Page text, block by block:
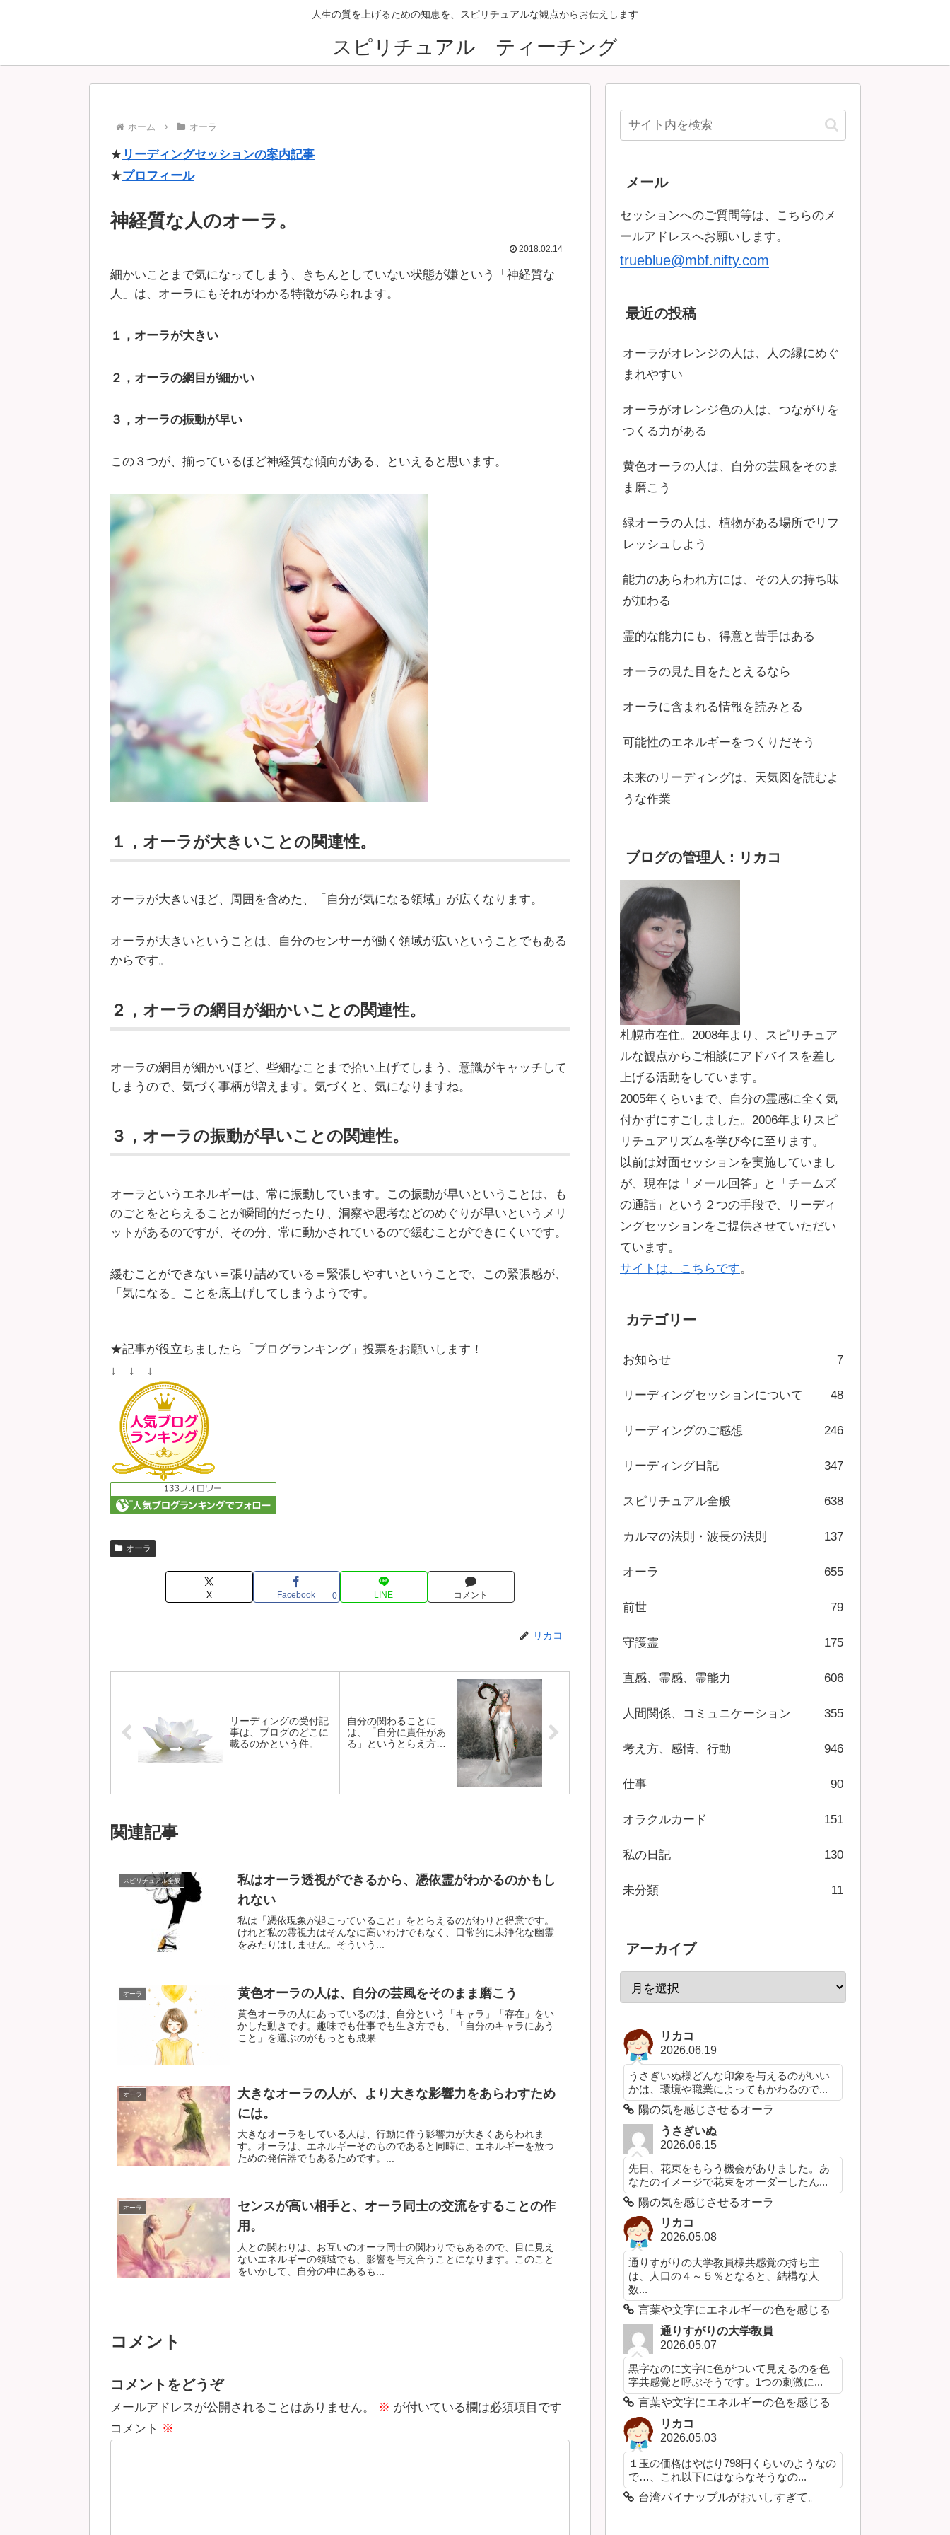
人生の質を上げるための知恵を、スピリチュアルな観点からお伝えします
スピリチュアル ティーチング
ホーム オーラ
★ リーディングセッションの案内記事
★プロフィール
神経質な人のオーラ。
2018.02.14
細かいことまで気になってしまう、きちんとしていない状態が嫌という「神経質な
人」は、オーラにもそれがわかる特徴がみられます。
１，オーラが大きい
２，オーラの網目が細かい
３，オーラの振動が早い
この３つが、揃っているほど神経質な傾向がある、といえると思います。
１，オーラが大きいことの関連性。
オーラが大きいほど、周囲を含めた、「自分が気になる領域」が広くなります。
オーラが大きいということは、自分のセンサーが働く領域が広いということでもある
からです。
２，オーラの網目が細かいことの関連性。
オーラの網目が細かいほど、些細なことまで拾い上げてしまう、意識がキャッチして
しまうので、気づく事柄が増えます。気づくと、気になりますね。
３，オーラの振動が早いことの関連性。
オーラというエネルギーは、常に振動しています。この振動が早いということは、も
のごとをとらえることが瞬間的だったり、洞察や思考などのめぐりが早いというメリ
ットがあるのですが、その分、常に動かされているので緩むことができにくいです。
緩むことができない＝張り詰めている＝緊張しやすいということで、この緊張感が、
「気になる」ことを底上げしてしまうようです。
★記事が役立ちましたら「ブログランキング」投票をお願いします！
↓ ↓ ↓
オーラ
X Facebook 0 LINE コメント
リカコ
リーディングの受付記
事は、ブログのどこに
載るのかという件。
自分の関わることに
は、「自分に責任があ
る」というとらえ方
関連記事
スピリチュアル全般
私はオーラ透視ができるから、憑依霊がわかるのかもし
れない
私は「憑依現象が起こっていること」をとらえるのがわりと得意です。
けれど私の霊視力はそんなに高いわけでもなく、日常的に未浄化な幽霊
をみたりはしません。そういう...
オーラ 黄色オーラの人は、自分の芸風をそのまま磨こう
黄色オーラの人にあっているのは、自分という「キャラ」「存在」をい
かした動きです。趣味でも仕事でも生き方でも、「自分のキャラにあう
こと」を選ぶのがもっとも成果...
オーラ
大きなオーラの人が、より大きな影響力をあらわすため
には。
大きなオーラをしている人は、行動に伴う影響力が大きくあらわれま
す。オーラは、エネルギーそのものであると同時に、エネルギーを放つ
ための発信器でもあるためです。...
オーラ
センスが高い相手と、オーラ同士の交流をすることの作
用。
人との関わりは、お互いのオーラ同士の関わりでもあるので、目に見え
ないエネルギーの領域でも、影響を与え合うことになります。このこと
をいかして、自分の中にあるも...
コメント
コメントをどうぞ
メールアドレスが公開されることはありません。 ※ が付いている欄は必須項目です
コメント ※
メール
セッションへのご質問等は、こちらのメ
ールアドレスへお願いします。
trueblue@mbf.nifty.com
最近の投稿
オーラがオレンジの人は、人の縁にめぐ
まれやすい
オーラがオレンジ色の人は、つながりを
つくる力がある
黄色オーラの人は、自分の芸風をそのま
ま磨こう
緑オーラの人は、植物がある場所でリフ
レッシュしよう
能力のあらわれ方には、その人の持ち味
が加わる
霊的な能力にも、得意と苦手はある
オーラの見た目をたとえるなら
オーラに含まれる情報を読みとる
可能性のエネルギーをつくりだそう
未来のリーディングは、天気図を読むよ
うな作業
ブログの管理人：リカコ
札幌市在住。2008年より、スピリチュア
ルな観点からご相談にアドバイスを差し
上げる活動をしています。
2005年くらいまで、自分の霊感に全く気
付かずにすごしました。2006年よりスピ
リチュアリズムを学び今に至ります。
以前は対面セッションを実施していまし
が、現在は「メール回答」と「チームズ
の通話」という２つの手段で、リーディ
ングセッションをご提供させていただい
ています。
サイトは、こちらです。
カテゴリー
お知らせ 7
リーディングセッションについて 48
リーディングのご感想 246
リーディング日記 347
スピリチュアル全般 638
カルマの法則・波長の法則 137
オーラ 655
前世 79
守護霊 175
直感、霊感、霊能力 606
人間関係、コミュニケーション 355
考え方、感情、行動 946
仕事 90
オラクルカード 151
私の日記 130
未分類 11
アーカイブ
リカコ
2026.06.19
うさぎいぬ様どんな印象を与えるのがいい
かは、環境や職業によってもかわるので...
陽の気を感じさせるオーラ
うさぎいぬ
2026.06.15
先日、花束をもらう機会がありました。あ
なたのイメージで花束をオーダーしたん...
陽の気を感じさせるオーラ
リカコ
2026.05.08
通りすがりの大学教員様共感覚の持ち主
は、人口の４～５％となると、結構な人
数...
言葉や文字にエネルギーの色を感じる
通りすがりの大学教員
2026.05.07
黒字なのに文字に色がついて見えるのを色
字共感覚と呼ぶそうです。1つの刺激に...
言葉や文字にエネルギーの色を感じる
リカコ
2026.05.03
１玉の価格はやはり798円くらいのようなの
で…、これ以下にはならなそうなの...
台湾パイナップルがおいしすぎて。